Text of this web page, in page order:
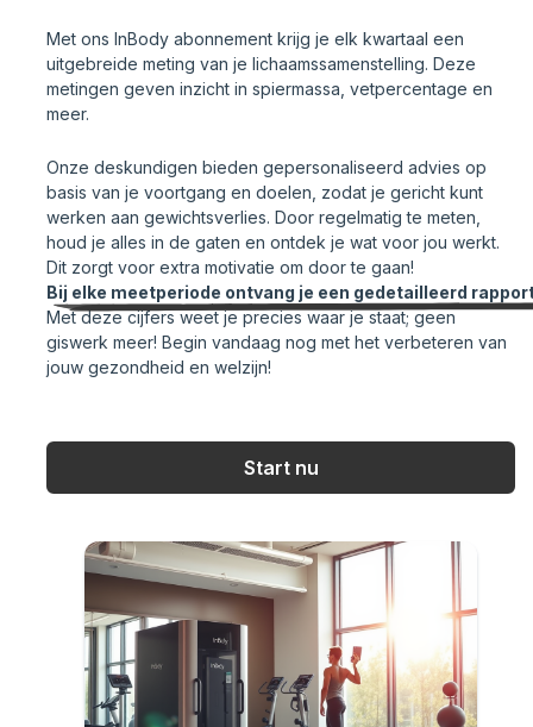
Met ons InBody abonnement krijg je elk kwartaal een
uitgebreide meting van je lichaamssamenstelling. Deze
metingen geven inzicht in spiermassa, vetpercentage en
meer.
Onze deskundigen bieden gepersonaliseerd advies op
basis van je voortgang en doelen, zodat je gericht kunt
werken aan gewichtsverlies. Door regelmatig te meten,
houd je alles in de gaten en ontdek je wat voor jou werkt.
Dit zorgt voor extra motivatie om door te gaan!
Bij elke meetperiode ontvang je een gedetailleerd
Met deze cijfers weet je precies waar je staat; geen
giswerk meer! Begin vandaag nog met het verbeteren van
jouw gezondheid en welzijn!
Start nu